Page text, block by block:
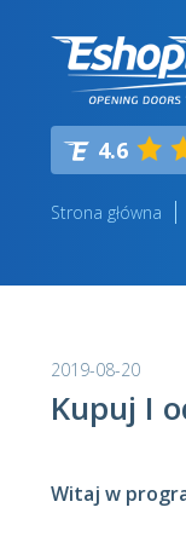
4.6
Strona główna
2019-08-20
Kupuj I
Witaj w